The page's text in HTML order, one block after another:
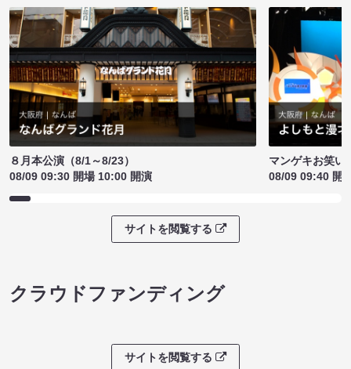
８月本公演（8/1～8/23）
08/09 09:30 開場 10:00 開演
マンゲキお笑い
08/09 09:40 開
サイトを閲覧する
クラウドファンディング
サイトを閲覧する